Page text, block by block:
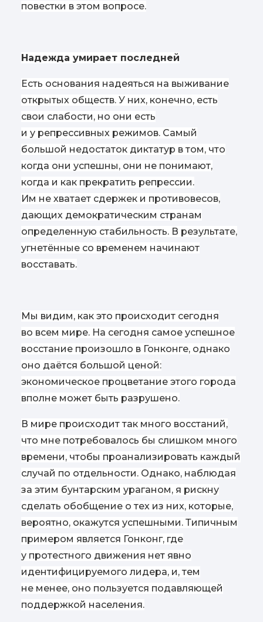
повестки в этом вопросе.
Надежда умирает последней
Есть основания надеяться на выживание
открытых обществ. У них, конечно, есть
свои слабости, но они есть
и у репрессивных режимов. Самый
большой недостаток диктатур в том, что
когда они успешны, они не понимают,
когда и как прекратить репрессии.
Им не хватает сдержек и противовесов,
дающих демократическим странам
определенную стабильность. В результате,
угнетённые со временем начинают
восставать.
Мы видим, как это происходит сегодня
во всем мире. На сегодня самое успешное
восстание произошло в Гонконге, однако
оно даётся большой ценой:
экономическое процветание этого города
вполне может быть разрушено.
В мире происходит так много восстаний,
что мне потребовалось бы слишком много
времени, чтобы проанализировать каждый
случай по отдельности. Однако, наблюдая
за этим бунтарским ураганом, я рискну
сделать обобщение о тех из них, которые,
вероятно, окажутся успешными. Типичным
примером является Гонконг, где
у протестного движения нет явно
идентифицируемого лидера, и, тем
не менее, оно пользуется подавляющей
поддержкой населения.